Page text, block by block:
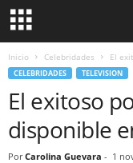
Inicio Celebridades El
CELEBRIDADES TELEVISION
El exitoso
disponible
Por Carolina Guevara - 1